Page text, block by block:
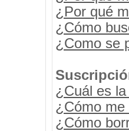
¿Por qué
¿Cómo
¿Como se
¿Cuál es
¿Cómo
¿Cómo